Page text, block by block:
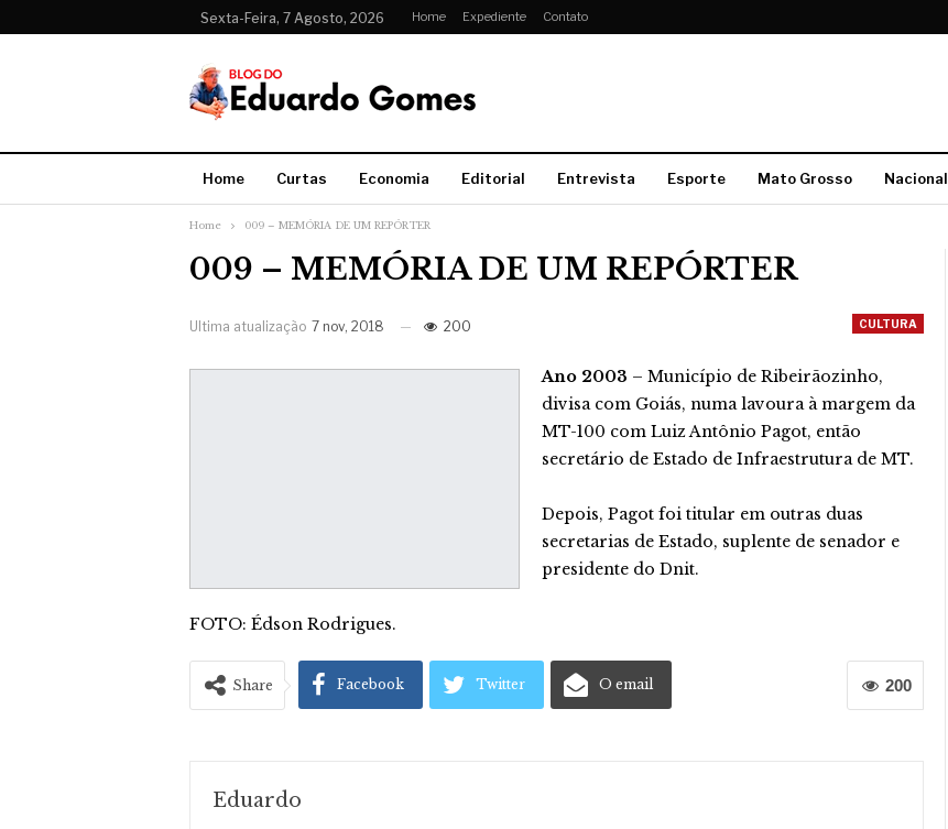
Sexta-Feira, 7 Agosto, 2026 Home Expediente Contato
Home Curtas Economia Editorial Entrevista Esporte Mato Grosso Nacional
Home 009 – MEMÓRIA DE UM REPÓRTER
009 – MEMÓRIA DE UM REPÓRTER
CULTURA
Ultima atualização 7 nov, 2018 200
Ano 2003 – Município de Ribeirãozinho,
divisa com Goiás, numa lavoura à margem da
MT-100 com Luiz Antônio Pagot, então
secretário de Estado de Infraestrutura de MT.
Depois, Pagot foi titular em outras duas
secretarias de Estado, suplente de senador e
presidente do Dnit.
FOTO: Édson Rodrigues.
200
Share Facebook Twitter O email
Eduardo